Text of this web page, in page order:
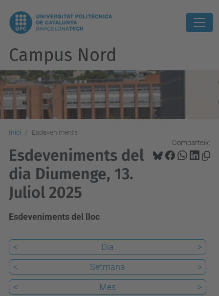
Campus Nord
Inici Esdeveniments
Comparteix:
Esdeveniments del
dia Diumenge, 13.
Juliol 2025
Esdeveniments del lloc
< Dia
>
<
Setmana
>
<
Mes >